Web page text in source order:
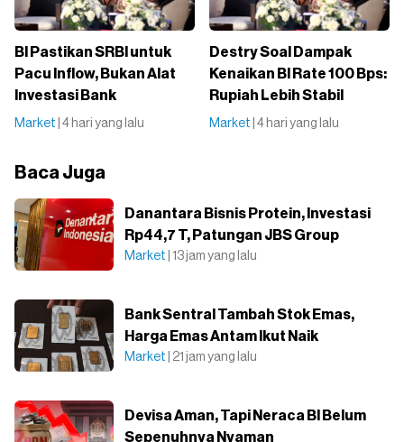
BI Pastikan SRBI untuk
Pacu Inflow, Bukan Alat
Investasi Bank
Market | 4 hari yang lalu
Destry Soal Dampak
Kenaikan BI Rate 100 Bps:
Rupiah Lebih Stabil
Market | 4 hari yang lalu
Baca Juga
Danantara Bisnis Protein, Investasi
Rp44,7 T, Patungan JBS Group
Market | 13 jam yang lalu
Bank Sentral Tambah Stok Emas,
Harga Emas Antam Ikut Naik
Market | 21 jam yang lalu
Devisa Aman, Tapi Neraca BI Belum
Sepenuhnya Nyaman